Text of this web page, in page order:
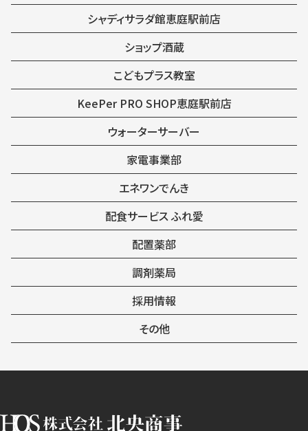
シャディサラダ館恵庭駅前店
ショップ酒蔵
こどもプラス教室
KeePer PRO SHOP恵庭駅前店
ウォーターサーバー
家電事業部
エネワンでんき
配食サービス ふれ愛
配置薬部
調剤薬局
採用情報
その他